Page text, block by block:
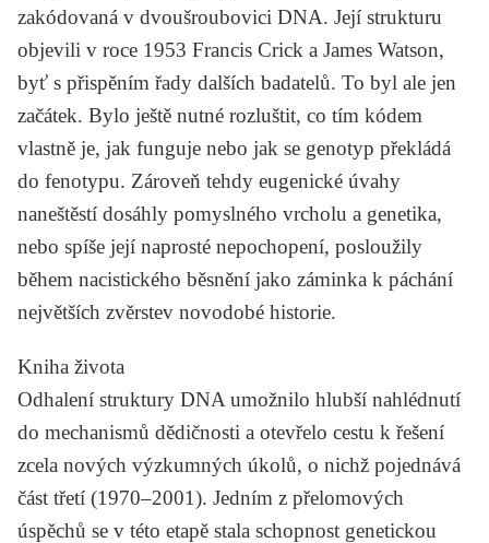
zakódovaná v dvoušroubovici DNA. Její strukturu
objevili v roce 1953 Francis Crick a James Watson,
byť s přispěním řady dalších badatelů. To byl ale jen
začátek. Bylo ještě nutné rozluštit, co tím kódem
vlastně je, jak funguje nebo jak se genotyp překládá
do fenotypu. Zároveň tehdy eugenické úvahy
naneštěstí dosáhly pomyslného vrcholu a genetika,
nebo spíše její naprosté nepochopení, posloužily
během nacistického běsnění jako záminka k páchání
největších zvěrstev novodobé historie.
Kniha života
Odhalení struktury DNA umožnilo hlubší nahlédnutí
do mechanismů dědičnosti a otevřelo cestu k řešení
zcela nových výzkumných úkolů, o nichž pojednává
část třetí (1970–2001). Jedním z přelomových
úspěchů se v této etapě stala schopnost genetickou